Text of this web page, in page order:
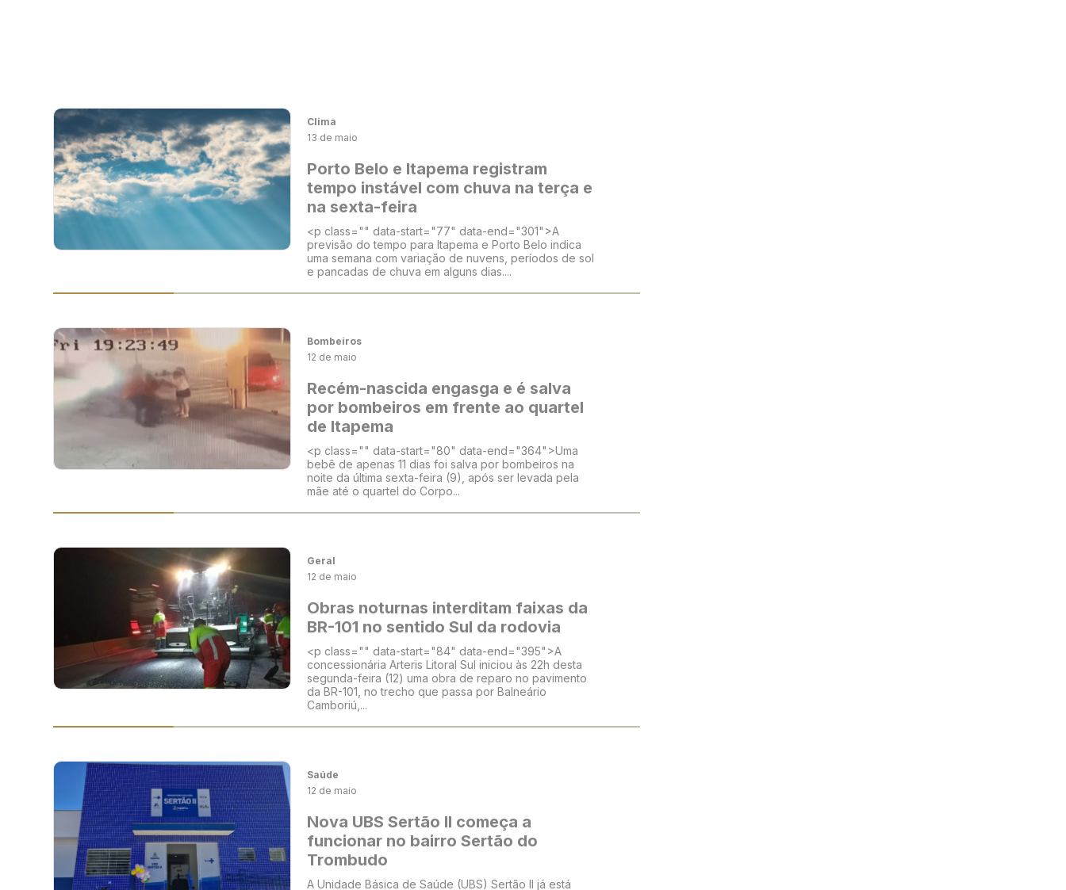
Clima
13 de maio
Porto Belo e Itapema registram
tempo instável com chuva na terça e
na sexta-feira
<p class="" data-start="77" data-end="301">A
previsão do tempo para Itapema e Porto Belo indica
uma semana com variação de nuvens, períodos de sol
e pancadas de chuva em alguns dias....
Bombeiros
12 de maio
Recém-nascida engasga e é salva
por bombeiros em frente ao quartel
de Itapema
<p class="" data-start="80" data-end="364">Uma
bebê de apenas 11 dias foi salva por bombeiros na
noite da última sexta-feira (9), após ser levada pela
mãe até o quartel do Corpo...
Geral
12 de maio
Obras noturnas interditam faixas da
BR-101 no sentido Sul da rodovia
<p class="" data-start="84" data-end="395">A
concessionária Arteris Litoral Sul iniciou às 22h desta
segunda-feira (12) uma obra de reparo no pavimento
da BR-101, no trecho que passa por Balneário
Camboriú,...
Saúde
12 de maio
Nova UBS Sertão II começa a
funcionar no bairro Sertão do
Trombudo
A Unidade Básica de Saúde (UBS) Sertão II já está